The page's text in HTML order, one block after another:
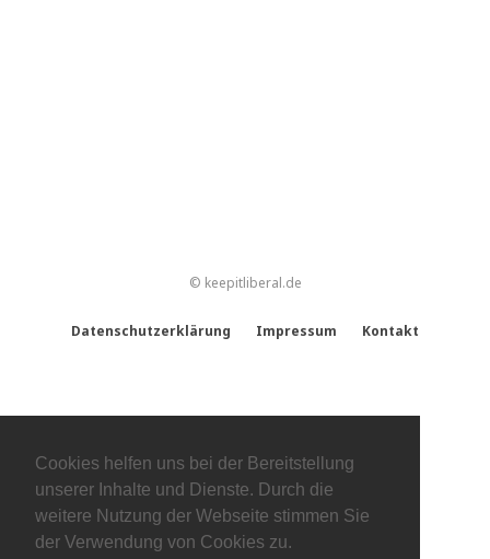
Cookies helfen uns bei der Bereitstellung
unserer Inhalte und Dienste. Durch die
weitere Nutzung der Webseite stimmen Sie
der Verwendung von Cookies zu.
© keepitliberal.de
Datenschutzerklärung Impressum Kontakt